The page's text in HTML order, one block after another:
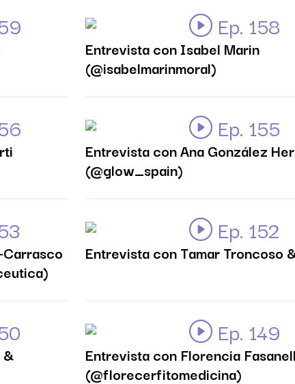
Ep. 158
Entrevista con Isabel Marin
(@isabelmarinmoral)
Ep. 155
Entrevista con Ana González
(@glow_spain)
Ep. 152
Entrevista con Tamar Troncoso
&
Ep. 149
Entrevista con Florencia
(@florecerfitomedicina)